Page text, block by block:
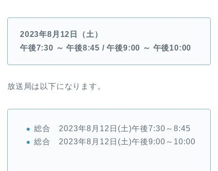
2023年8月12日（土）
午後7:30 ～ 午後8:45 / 午後9:00 ～ 午後10:00
放送局は以下になります。
総合 2023年8月12日(土)午後7:30～8:45
総合 2023年8月12日(土)午後9:00～10:00